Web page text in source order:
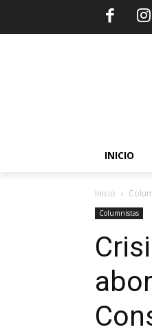
INICIO
Inicio
Columnistas